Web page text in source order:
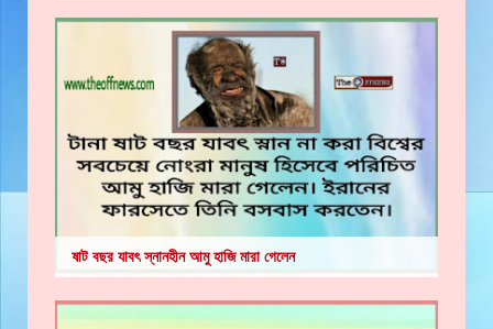
ষাট বছর যাবৎ স্নানহীন আমু হাজি মারা গেলেন